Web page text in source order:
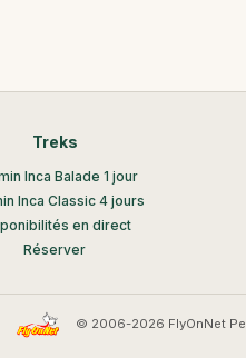
Treks
Inca Balade 1 jour
Inca Classic 4 jours
en direct
Réserver
© 2006-2026 FlyOnNet